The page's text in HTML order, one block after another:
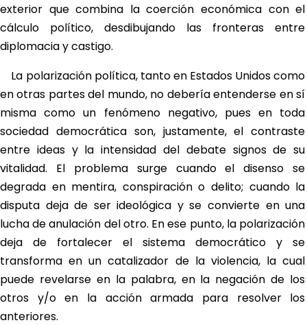
exterior que combina la coerción económica con el
cálculo político, desdibujando las fronteras entre
diplomacia y castigo.
La polarización política, tanto en Estados Unidos como
en otras partes del mundo, no debería entenderse en sí
misma como un fenómeno negativo, pues en toda
sociedad democrática son, justamente, el contraste
entre ideas y la intensidad del debate signos de su
vitalidad. El problema surge cuando el disenso se
degrada en mentira, conspiración o delito; cuando la
disputa deja de ser ideológica y se convierte en una
lucha de anulación del otro. En ese punto, la polarización
deja de fortalecer el sistema democrático y se
transforma en un catalizador de la violencia, la cual
puede revelarse en la palabra, en la negación de los
otros y/o en la acción armada para resolver los
anteriores.